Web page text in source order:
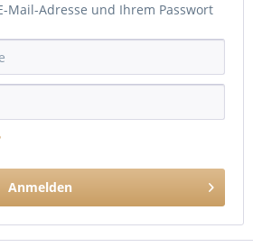
Mail-Adresse und Ihrem Passwort
Anmelden